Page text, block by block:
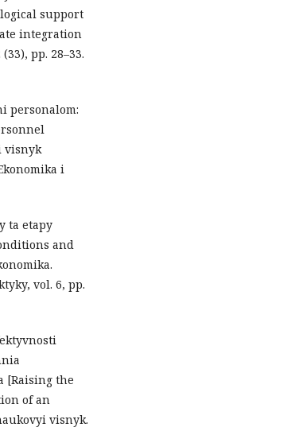
support
integration
рр. 28–33.
personalom:
visnyk
i
ta etapy
and
vol. 6, pp.
[Raising the
of an
visnyk.